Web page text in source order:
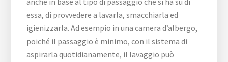
essa, di provvedere a lavarla, smacchiarla ed
igienizzarla. Ad esempio in una camera d’albergo,
poiché il passaggio è minimo, con il sistema di
aspirarla quotidianamente, il lavaggio può